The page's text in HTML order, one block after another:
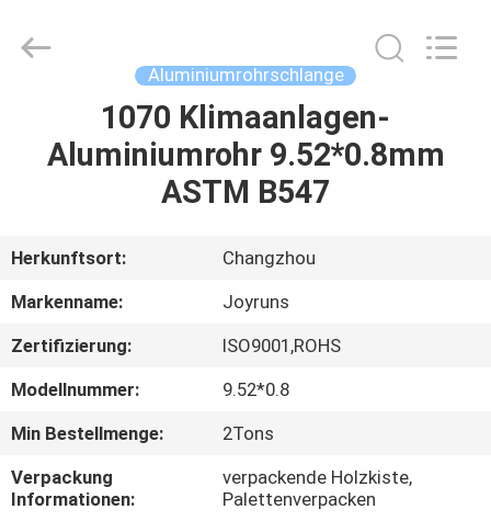
ÜBER
US
FABRIK-
AUSFLUG
QUALITÄTSKONTROLLE
Tube
Aluminiumrohrschlange
1070 Klimaanlagen-
Aluminiumrohr 9.52*0.8mm
ASTM B547
Herkunftsort:
Changzhou
Markenname:
Joyruns
Zertifizierung:
ISO9001,ROHS
Modellnummer:
9.52*0.8
Min Bestellmenge:
2Tons
Verpackung
Informationen:
verpackende Holzkiste,
Palettenverpacken